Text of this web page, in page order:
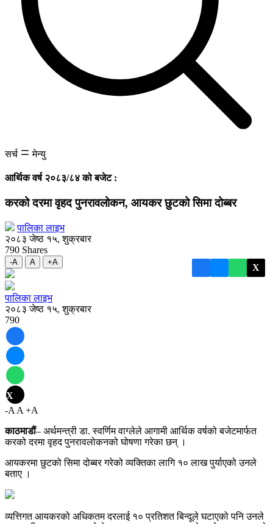
सर्च मेन्यु
आर्थिक वर्ष २०८३/८४ को बजेट :
करको दरमा वृहद पुनरावलोकन, आयकर छुटको सिमा दोब्बर
पालिका लाइभ
२०८३ जेष्ठ १५, शुक्रबार
790 Shares
X
-A A +A
पालिका लाइभ
२०८३ जेष्ठ १५, शुक्रबार
790
X
-A A +A
काठमाडौं– अर्थमन्त्री डा. स्वर्णिम वाग्लेले आगामी आर्थिक वर्षको बजेटमार्फत
करको दरमा वृहद पुनरावलोकनको घोषणा गरेका छन् ।
आयकरमा छुटको सिमा दोब्बर गरेको व्यक्तिका लागि १० लाख पुर्याएको उनले
बताए ।
व्यत्तिगत आयकरको अधिकतम दरलाई १० प्रतिशत बिन्दूले घटाएको पनि उनले